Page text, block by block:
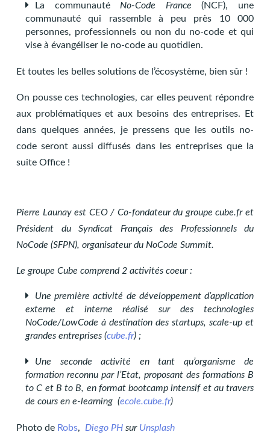
La communautéNo-Code France (NCF), une
communauté qui rassemble à peu près 10 000
personnes, professionnels ou non du no-code et qui
vise à évangéliser le no-code au quotidien.
Et toutes les belles solutions de l’écosystème, bien sûr !
On pousse ces technologies, car elles peuvent répondre
aux problématiques et aux besoins des entreprises. Et
dans quelques années, je pressens que les outils no-
code seront aussi diffusés dans les entreprises que la
suite Office !
Pierre Launay est CEO / Co-fondateur du groupe cube.fr et
Président du Syndicat Français des Professionnels du
NoCode (SFPN), organisateur du NoCode Summit.
Le groupe Cube comprend 2 activités coeur :
Une première activité de développement d’application
externe et interne réalisé sur des technologies
NoCode/LowCode à destination des startups, scale-up et
grandes entreprises (cube.fr) ;
Une seconde activité en tant qu’organisme de
formation reconnu par l’Etat, proposant des formations B
to C et B to B, en format bootcamp intensif et au travers
de cours en e-learning (ecole.cube.fr)
Photo de Robs, Diego PH sur Unsplash